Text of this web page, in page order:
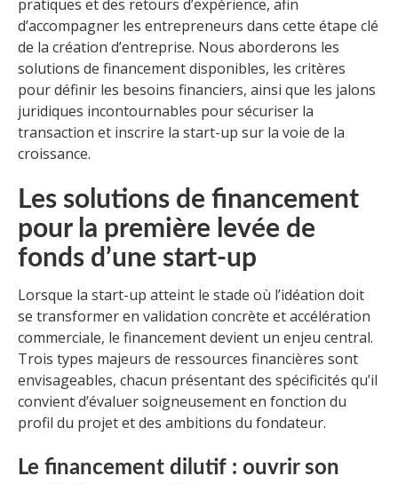
pratiques et des retours d’expérience, afin
d’accompagner les entrepreneurs dans cette étape clé
de la création d’entreprise. Nous aborderons les
solutions de financement disponibles, les critères
pour définir les besoins financiers, ainsi que les jalons
juridiques incontournables pour sécuriser la
transaction et inscrire la start-up sur la voie de la
croissance.
Les solutions de financement
pour la première levée de
fonds d’une start-up
Lorsque la start-up atteint le stade où l’idéation doit
se transformer en validation concrète et accélération
commerciale, le financement devient un enjeu central.
Trois types majeurs de ressources financières sont
envisageables, chacun présentant des spécificités qu’il
convient d’évaluer soigneusement en fonction du
profil du projet et des ambitions du fondateur.
Le financement dilutif : ouvrir son